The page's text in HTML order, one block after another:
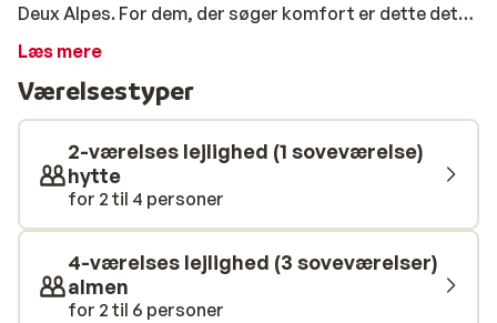
Deux Alpes. For dem, der søger komfort er dette det
rigtige sted! De luksuriøse værelser har en dejlig
løbet af din ferie. Det store kompleks er beliggende i
det livlige centrum af Les Deux Alpes og med de
sneklædte pister i gåafstand. Dette er en ideel base til
at opleve alt det fantastiske, som Les Deux Alpes har
at byde på. Fra de smukke brede pister til restauranter
og vilde afterskiing-barer, her har du alt inden for
rækkevidde. Dette er et perfekt valg for luksusferie!
Læs mere
Værelsestyper
2-værelses lejlighed (1 soveværelse)
hytte
for 2 til 4 personer
4-værelses lejlighed (3 soveværelser)
almen
for 2 til 6 personer